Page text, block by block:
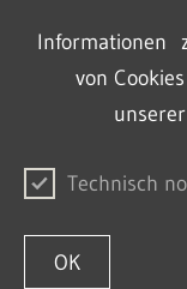
Informationen
von
unserer
Technisch
OK